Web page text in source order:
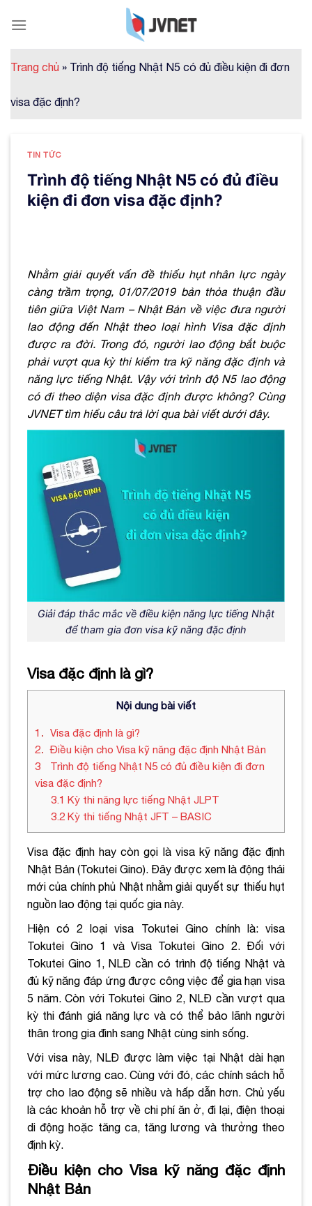
Trang chủ » Trình độ tiếng Nhật N5 có đủ điều kiện đi đơn
visa đặc định?
TIN TỨC
Trình độ tiếng Nhật N5 có đủ điều
kiện đi đơn visa đặc định?
Nhằm giải quyết vấn đề thiếu hụt nhân lực ngày
càng trầm trọng, 01/07/2019 bản thỏa thuận đầu
tiên giữa Việt Nam – Nhật Bản về việc đưa người
lao động đến Nhật theo loại hình Visa đặc định
được ra đời. Trong đó, người lao động bắt buộc
phải vượt qua kỳ thi kiểm tra kỹ năng đặc định và
năng lực tiếng Nhật. Vậy với trình độ N5 lao động
có đi theo diện visa đặc định được không? Cùng
JVNET tìm hiểu câu trả lời qua bài viết dưới đây.
Giải đáp thắc mắc về điều kiện năng lực tiếng Nhật
để tham gia đơn visa kỹ năng đặc định
Visa đặc định là gì?
Nội dung bài viết
1
Visa đặc định là gì?
2
Điều kiện cho Visa kỹ năng đặc định Nhật Bản
3
Trình độ tiếng Nhật N5 có đủ điều kiện đi đơn
visa đặc định?​
3.1 Kỳ thi năng lực tiếng Nhật JLPT
3.2Kỳ thi tiếng Nhật JFT – BASIC
Visa đặc định hay còn gọi là visa kỹ năng đặc định
Nhật Bản (Tokutei Gino). Đây được xem là động thái
mới của chính phủ Nhật nhằm giải quyết sự thiếu hụt
nguồn lao động tại quốc gia này.
Hiện có 2 loại visa Tokutei Gino chính là: visa
Tokutei Gino 1 và Visa Tokutei Gino 2. Đối với
Tokutei Gino 1, NLĐ cần có trình độ tiếng Nhật và
đủ kỹ năng đáp ứng được công việc để gia hạn visa
5 năm. Còn với Tokutei Gino 2, NLĐ cần vượt qua
kỳ thi đánh giá năng lực và có thể bảo lãnh người
thân trong gia đình sang Nhật cùng sinh sống.
Với visa này, NLĐ được làm việc tại Nhật dài hạn
với mức lương cao. Cùng với đó, các chính sách hỗ
trợ cho lao động sẽ nhiều và hấp dẫn hơn. Chủ yếu
là các khoản hỗ trợ về chi phí ăn ở, đi lại, điện thoại
di động hoặc tăng ca, tăng lương và thưởng theo
định kỳ.
Điều kiện cho Visa kỹ năng đặc định
Nhật Bản